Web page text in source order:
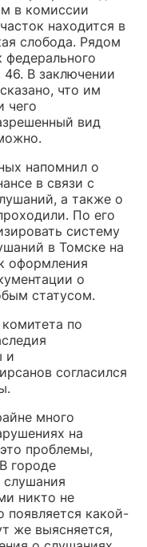
в комиссии
находится в
слобода. Рядом
федерального
В заключении
что им
чего
вид
напомнил о
в связи с
а также о
По его
систему
в Томске на
оформления
о
статусом.
по
и
согласился
много
на
проблемы,
городе
слушания
никто не
появляется какой-
же выясняется,